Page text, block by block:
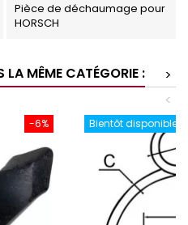
Pièce de déchaumage pour
HORSCH
LA MÊME CATÉGORIE :
>
<
-6% Bientôt disponible